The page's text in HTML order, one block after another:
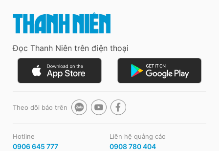
Đọc Thanh Niên trên điện thoại
Theo dõi báo trên
Hotline
0906 645 777
Liên hệ quảng cáo
0908 780 404